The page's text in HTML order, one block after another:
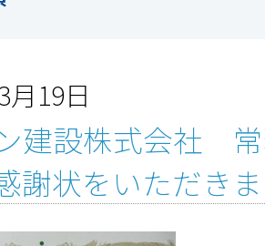
月19日
建設株式会社
謝状をいただき